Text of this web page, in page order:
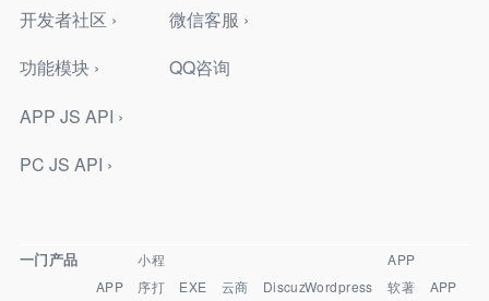
开发者社区 ›
功能模块 ›
APP JS API ›
PC JS API ›
微信客服 ›
QQ咨询
一门产品
APP
小程
序打
EXE
云商
DiscuzWordpress
APP
软著
APP